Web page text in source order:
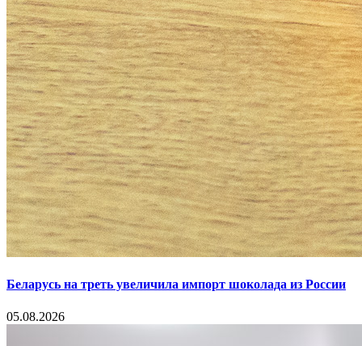
Беларусь на треть увеличила импорт шоколада из России
05.08.2026